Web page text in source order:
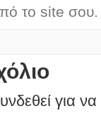
το site σου.
για